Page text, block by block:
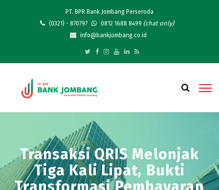
PT. BPR Bank Jombang Perseroda
(0321) - 870797
0812 1688 8499 (chat only)
info@bankjombang.co.id
Transaksi QRIS Melonjak
Tiga Kali Lipat, Bukti